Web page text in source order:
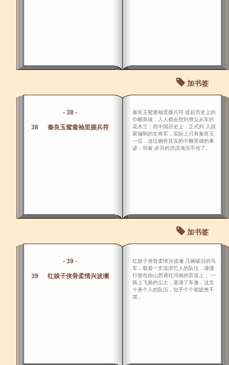
加书签
- 38 -
38 秦良玉鸳鸯袖里握兵符
秦良玉鸳鸯袖里握兵符 提起历史上的
巾帼英雄，人人都会想到替父从军的
花木兰；而中国历史上，正式列 入国
家编制的女将军，实际上只有秦良玉
一位，这位确有其实的巾帼英雄的事
迹，却被 岁月的洪流淹没不传了。
加书签
- 39 -
39 红娘子侠骨柔情兴波澜
红娘子侠骨柔情兴波澜 几辆破旧的马
车，载着一支流浪艺人的队伍，缓缓
行驶在由山西通往河南的官道上， 一
路上飞扬的尘土，落满了车逢，这支
十来个人的队伍，似乎个个都疲惫不
堪。